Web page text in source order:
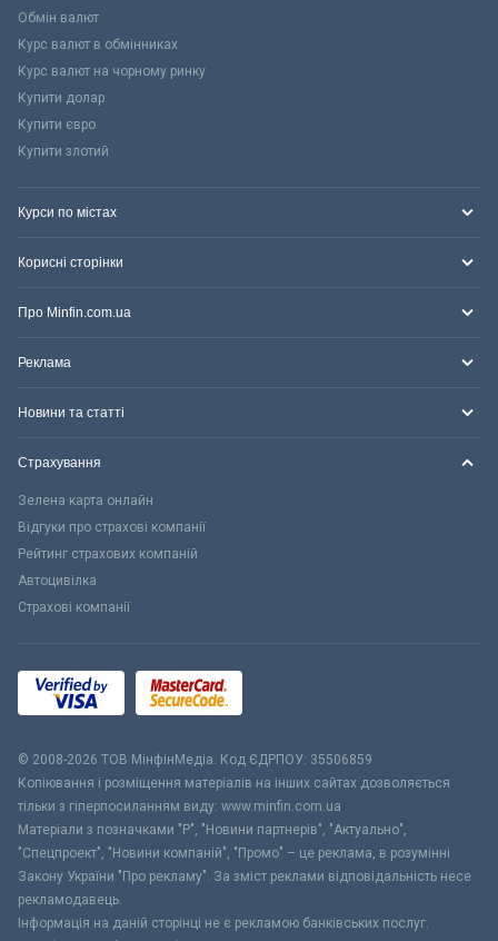
Обмін валют
Курс валют в обмінниках
Курс валют на чорному ринку
Купити долар
Купити євро
Купити злотий
Курси по містах
Корисні сторінки
Про Minfin.com.ua
Реклама
Новини та статті
Страхування
Зелена карта онлайн
Відгуки про страхові компанії
Рейтинг страхових компаній
Автоцивілка
Страхові компанії
© 2008-2026 ТОВ МiнфiнМедiа. Код ЄДРПОУ: 35506859
Копіювання і розміщення матеріалів на інших сайтах дозволяється
тільки з гіперпосиланням виду: www.minfin.com.ua
Матеріали з позначками "Р", "Новини партнерів", "Актуально",
"Спецпроект", "Новини компаній", "Промо" – це реклама, в розумінні
Закону України "Про рекламу". За зміст реклами відповідальність несе
рекламодавець.
Інформація на даній сторінці не є рекламою банківських послуг.